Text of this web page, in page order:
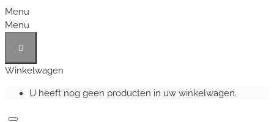
Menu
Menu
Winkelwagen
U heeft nog geen producten in uw winkelwagen.